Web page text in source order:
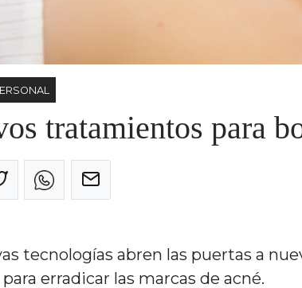
tratamientos para
tecnologías abren las puertas a
erradicar las marcas de acné.